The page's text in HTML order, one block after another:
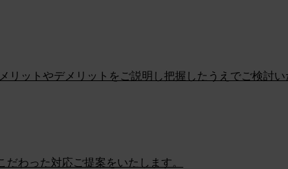
ットやデメリットをご説明し把握したうえでご検討い
わった対応ご提案をいたします。